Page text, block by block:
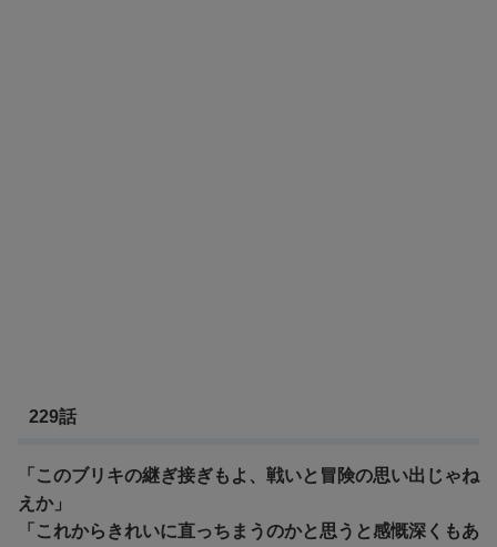
229話
「このブリキの継ぎ接ぎもよ、戦いと冒険の思い出じゃね
えか」
「これからきれいに直っちまうのかと思うと感慨深くもあ